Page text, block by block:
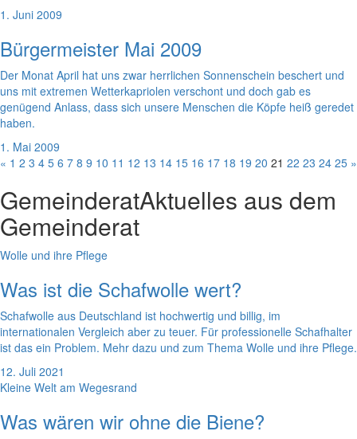
1. Juni 2009
Bürgermeister Mai 2009
Der Monat April hat uns zwar herrlichen Sonnenschein beschert und
uns mit extremen Wetterkapriolen verschont und doch gab es
genügend Anlass, dass sich unsere Menschen die Köpfe heiß geredet
haben.
1. Mai 2009
« 1 2 3 4 5 6 7 8 9 10 11 12 13 14 15 16 17 18 19 20 21 22 23 24 25 »
GemeinderatAktuelles aus dem
Gemeinderat
Wolle und ihre Pflege
Was ist die Schafwolle wert?
Schafwolle aus Deutschland ist hochwertig und billig, im
internationalen Vergleich aber zu teuer. Für professionelle Schafhalter
ist das ein Problem. Mehr dazu und zum Thema Wolle und ihre Pflege.
12. Juli 2021
Kleine Welt am Wegesrand
Was wären wir ohne die Biene?